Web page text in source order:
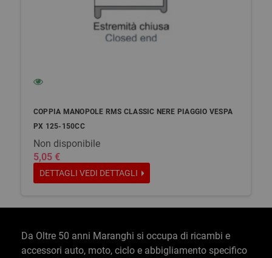
COPPIA MANOPOLE RMS CLASSIC NERE PIAGGIO VESPA
PX 125-150CC
Non disponibile
5,05 €
DETTAGLI VEDI DETTAGLI
Da Oltre 50 anni Maranghi si occupa di ricambi e
accessori auto, moto, ciclo e abbigliamento specifico